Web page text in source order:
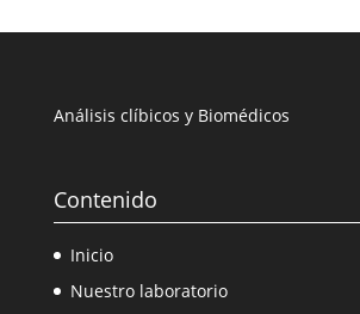
Análisis clíbicos y Biomédicos
Contenido
Inicio
Nuestro laboratorio